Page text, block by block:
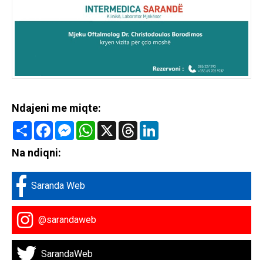
Ndajeni me miqte:
Share FacebookMessenger
WhatsApp
X Threads
Na ndiqni:
Saranda Web
@sarandaweb
SarandaWeb